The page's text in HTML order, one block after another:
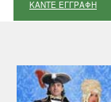
ΚΑΝΤΕ ΕΓΓΡΑΦΗ